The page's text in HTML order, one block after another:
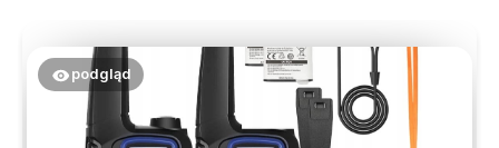
podgląd